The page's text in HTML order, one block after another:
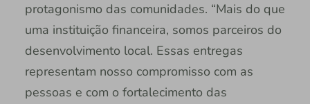
protagonismo das comunidades. “Mais do que
uma instituição financeira, somos parceiros do
desenvolvimento local. Essas entregas
representam nosso compromisso com as
pessoas e com o fortalecimento das